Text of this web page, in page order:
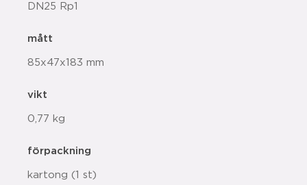
DN25 Rp1
mått
85x47x183 mm
vikt
0,77 kg
förpackning
kartong (1 st)